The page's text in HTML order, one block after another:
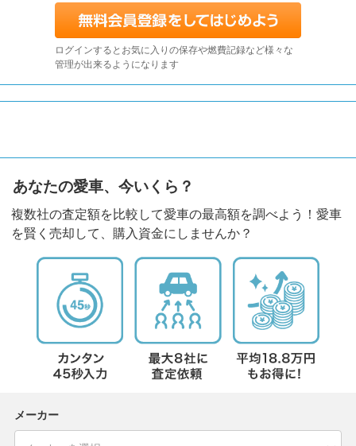
ログインするとお気に入りの保存や燃費記録など様々な
管理が出来るようになります
あなたの愛車、今いくら？
複数社の査定額を比較して愛車の最高額を調べよう！愛車
を賢く売却して、購入資金にしませんか？
メーカー